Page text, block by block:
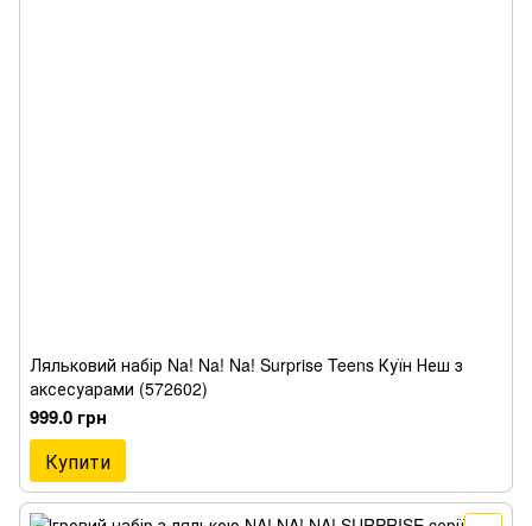
Ляльковий набір Na! Na! Na! Surprise Teens Куїн Неш з
аксесуарами (572602)
999.0 грн
Купити